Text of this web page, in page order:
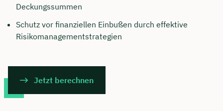
Deckungssummen
Schutz vor finanziellen Einbußen durch effektive
Risikomanagementstrategien
Jetzt berechnen